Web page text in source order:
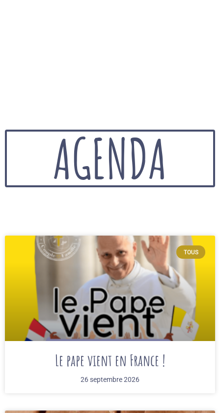
AGENDA
TOUS
Le pape vient en France !
26 septembre 2026